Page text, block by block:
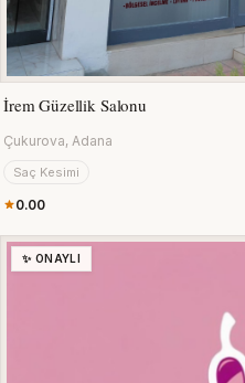
İrem Güzellik Salonu
Çukurova, Adana
Saç Kesimi
0.00
✨ ONAYLI